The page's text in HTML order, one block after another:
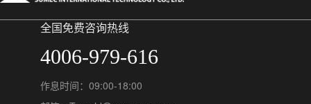
全国免费咨询热线
4006-979-616
作息时间：09:00-18:00